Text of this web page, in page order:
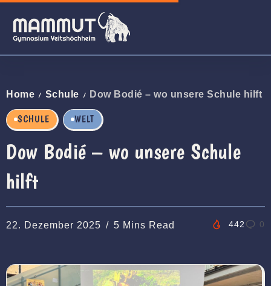
Home / Schule / Dow Bodié – wo unsere Schule hilft
SCHULE WELT
Dow Bodié – wo unsere Schule
hilft
22. Dezember 2025 5 Mins Read 442 0